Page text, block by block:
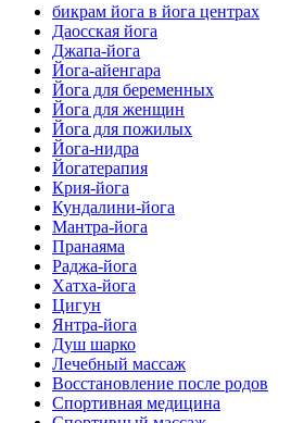
бикрам йога в йога центрах
Даосская йога
Джапа-йога
Йога-айенгара
Йога для беременных
Йога для женщин
Йога для пожилых
Йога-нидра
Йогатерапия
Крия-йога
Кундалини-йога
Мантра-йога
Пранаяма
Раджа-йога
Хатха-йога
Цигун
Янтра-йога
Душ шарко
Лечебный массаж
Восстановление после родов
Спортивная медицина